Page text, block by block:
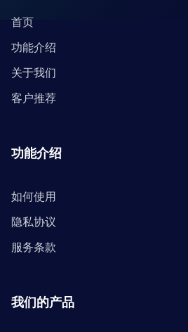
首页
功能介绍
关于我们
客户推荐
功能介绍
如何使用
隐私协议
服务条款
我们的产品